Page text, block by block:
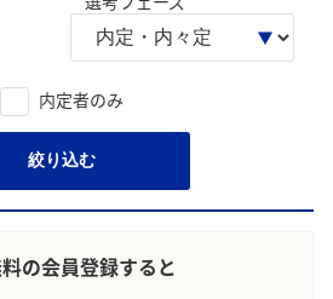
内定者のみ
絞り込む
の会員登録すると